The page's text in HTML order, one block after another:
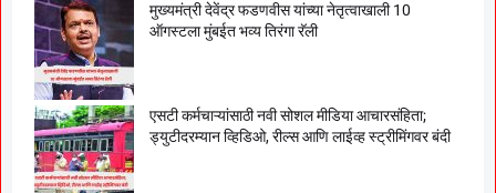
मुख्यमंत्री देवेंद्र फडणवीस यांच्या नेतृत्वाखाली 10
ऑगस्टला मुंबईत भव्य तिरंगा रॅली
एसटी कर्मचाऱ्यांसाठी नवी सोशल मीडिया आचारसंहिता;
ड्युटीदरम्यान व्हिडिओ, रील्स आणि लाईव्ह स्ट्रीमिंगवर बंदी